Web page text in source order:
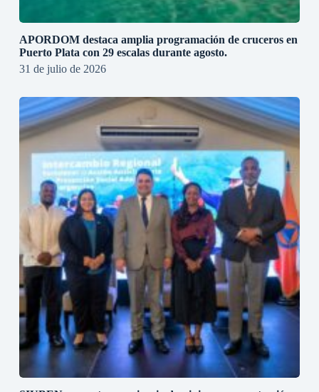
APORDOM destaca amplia programación de cruceros en
Puerto Plata con 29 escalas durante agosto.
31 de julio de 2026